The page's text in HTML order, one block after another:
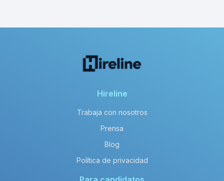
Hireline
Trabaja con nosotros
Prensa
Blog
Política de privacidad